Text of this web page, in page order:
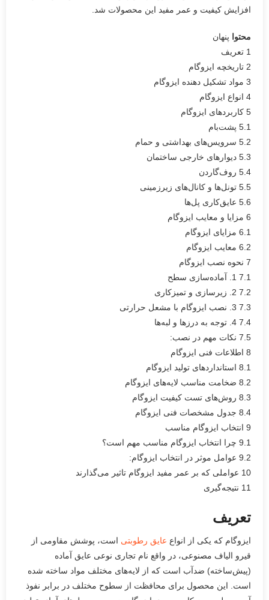
افزایش کیفیت و عمر مفید این محصولات شد.
محتوا
پنهان
1 تعریف
2 تاریخچه ایزوگام
3 مواد تشکیل دهنده ایزوگام
4 انواع ایزوگام
5 کاربردهای ایزوگام
5.1 پشت‌بام
5.2 سرویس‌های بهداشتی و حمام
5.3 دیوارهای خارجی ساختمان
5.4 روف‌گاردن
5.5 تونل‌ها و کانال‌های زیرزمینی
5.6 عایق‌کاری پل‌ها
6 مزایا و معایب ایزوگام
6.1 مزایای ایزوگام
6.2 معایب ایزوگام
7 نحوه نصب ایزوگام
7.1 1. آماده‌سازی سطح
7.2 2. زیرسازی و تمیزکاری
7.3 3. نصب ایزوگام با مشعل حرارتی
7.4 4. توجه به درزها و لبه‌ها
7.5 نکات مهم در نصب:
8 اطلاعات فنی ایزوگام
8.1 استانداردهای تولید ایزوگام
8.2 ضخامت مناسب لایه‌های ایزوگام
8.3 روش‌های تست کیفیت ایزوگام
8.4 جدول مشخصات فنی ایزوگام
9 انتخاب ایزوگام مناسب
9.1 چرا انتخاب ایزوگام مناسب مهم است؟
9.2 عوامل موثر در انتخاب ایزوگام:
10 عواملی که بر عمر مفید ایزوگام تاثیر می‌گذارند
11 نتیجه‌گیری
تعریف
ایزوگام که یکی از انواع عایق رطوبتی است، پوشش مقاومی از
قیرو الیاف مصنوعی، در واقع نام تجاری نوعی عایق آماده
(پیش‌ساخته) ضدآب است که از لایه‌های مختلف مواد ساخته شده
است. این محصول برای محافظت از سطوح مختلف در برابر نفوذ